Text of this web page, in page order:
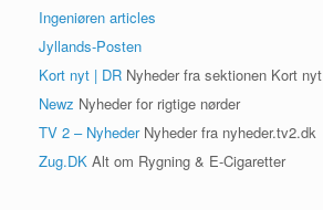
Ingeniøren articles
Jyllands-Posten
Kort nyt | DR Nyheder fra sektionen Kort nyt
Newz Nyheder for rigtige nørder
TV 2 – NyhederNyheder fra nyheder.tv2.dk
Zug.DK Alt om Rygning & E-Cigaretter